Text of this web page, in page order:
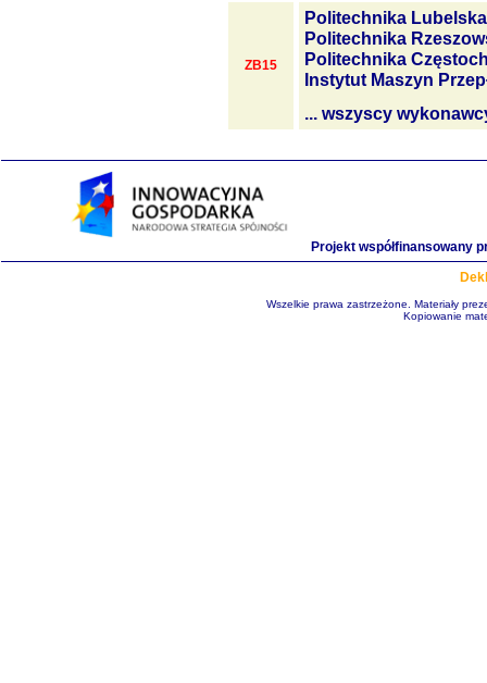
ZB15
Politechnika Lubelska
Politechnika
Politechnika
Instytut Maszyn
... wszyscy
Projekt współfinansowany
Wszelkie prawa zastrzeżone. Materiały
Kopiowanie